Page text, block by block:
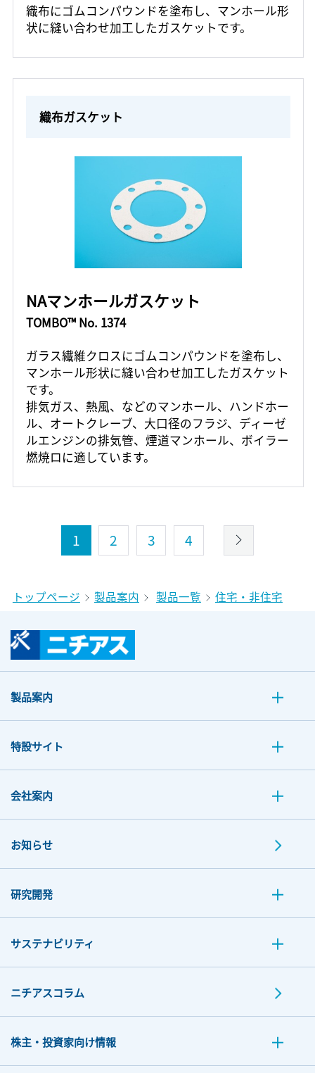
織布にゴムコンパウンドを塗布し、マンホール形
状に縫い合わせ加工したガスケットです。
織布ガスケット
NAマンホールガスケット
TOMBO™ No. 1374
ガラス繊維クロスにゴムコンパウンドを塗布し、
マンホール形状に縫い合わせ加工したガスケット
です。
排気ガス、熱風、などのマンホール、ハンドホー
ル、オートクレーブ、大口径のフラジ、ディーゼ
ルエンジンの排気管、煙道マンホール、ボイラー
燃焼ロに適しています。
1 2 3 4
トップページ 製品案内 製品一覧 住宅・非住宅
製品案内
特設サイト
会社案内
お知らせ
研究開発
サステナビリティ
ニチアスコラム
株主・投資家向け情報